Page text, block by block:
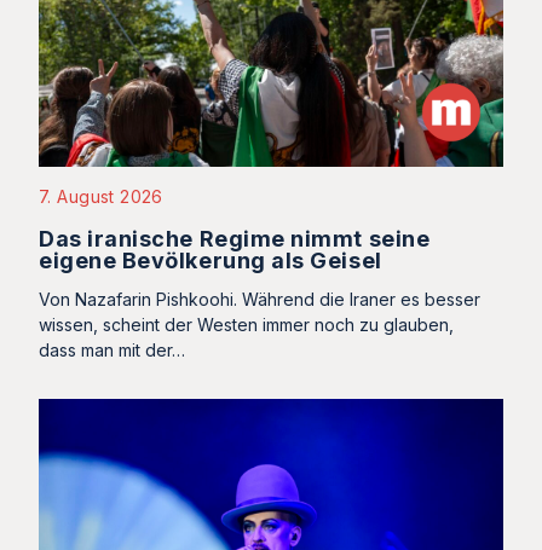
7. August 2026
Das iranische Regime nimmt seine
eigene Bevölkerung als Geisel
Von Nazafarin Pishkoohi. Während die Iraner es besser
wissen, scheint der Westen immer noch zu glauben,
dass man mit der…